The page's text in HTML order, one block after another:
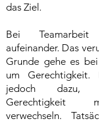
das Ziel.
Bei
aufeinander. Das
Grunde gehe es
um
jedoch dazu,
Gerechtigkeit
verwechseln.